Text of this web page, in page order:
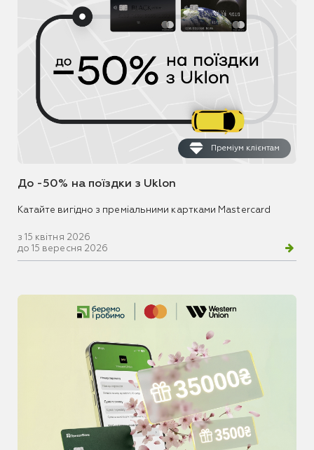
Преміум клієнтам
До -50% на поїздки з Uklon
Катайте вигідно з преміальними картками Mastercard
з 15 квітня 2026
до 15 вересня 2026